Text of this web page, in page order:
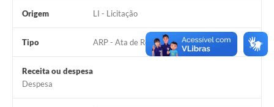
Origem LI - Licitação
Tipo ARP - Ata de Registro de Preço
Receita ou despesa
Despesa